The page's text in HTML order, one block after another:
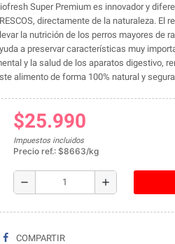
Super Premium es innovador y
directamente de la naturaleza.
la nutrición de los perros mayores de
a preservar características muy
y la salud de los aparatos digestivo,
alimento de forma 100% natural y
$25.990
Impuestos incluidos
Precio ref.: $8663/kg
remove add
COMPARTIR